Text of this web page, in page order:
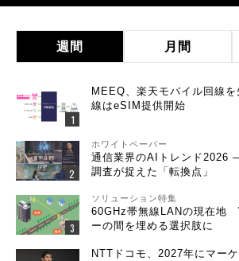
週間 月間
MEEQ、楽天モバイル回線
線はeSIM提供開始
ホワイトペーパー
通信業界のAIトレンド2026
調査が捉えた「転換点」
ソリューション特集
60GHz帯無線LANの現在地
ーの間を埋める選択肢に
NTTドコモ、2027年にマー